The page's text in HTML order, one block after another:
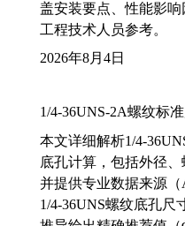
盖安装要点、性能影
工程技术人员参考。
2026年8月4日
1/4-36UNS-2A螺纹标
本文详细解析1/4-
底孔计算，包括外径
并提供专业数据来源
1/4-36UNS螺纹底孔尺